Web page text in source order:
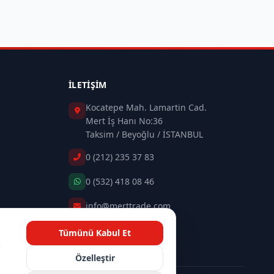
İLETIŞIM
Kocatepe Mah. Lamartin Cad.
Mert İş Hanı No:36
Taksim / Beyoğlu / İSTANBUL
0 (212) 235 37 83
0 (532) 418 08 46
info@merttrade.com
İletişim Sayfası
Tümünü Kabul Et
Özelleştir